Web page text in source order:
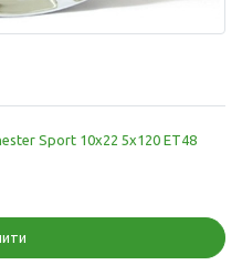
Sport 10x22 5x120 ET48